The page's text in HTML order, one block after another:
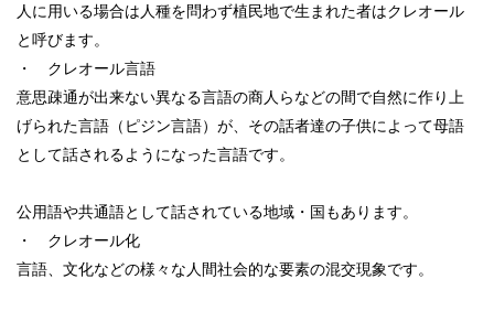
人に用いる場合は人種を問わず植民地で生まれた者はクレオール
と呼びます。
・ クレオール言語
意思疎通が出来ない異なる言語の商人らなどの間で自然に作り上
げられた言語（ピジン言語）が、その話者達の子供によって母語
として話されるようになった言語です。
公用語や共通語として話されている地域・国もあります。
・ クレオール化
言語、文化などの様々な人間社会的な要素の混交現象です。